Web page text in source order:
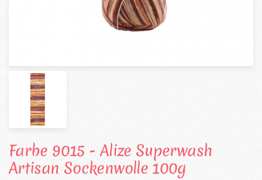
Farbe 9015 - Alize Superwash
Artisan Sockenwolle 100g